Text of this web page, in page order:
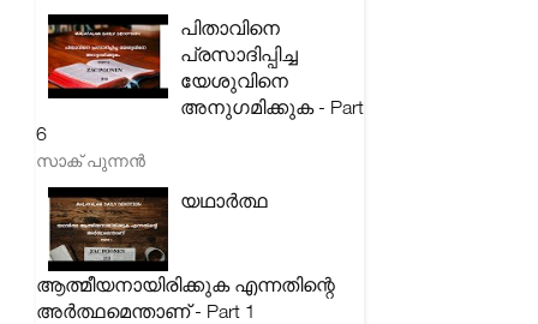
പിതാവിനെ
പ്രസാദിപ്പിച്ച
യേശുവിനെ
അനുഗമിക്കുക - Part
6
സാക് പുന്നൻ
യഥാർത്ഥ
ആത്മീയനായിരിക്കുക എന്നതിന്റെ
അർത്ഥമെന്താണ് - Part 1